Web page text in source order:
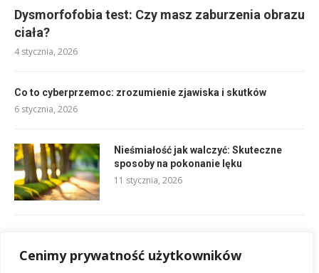
Cenimy prywatność użytkowników
Dysmorfofobia test: Czy masz zaburzenia obrazu
ciała?
4 stycznia, 2026
Co to cyberprzemoc: zrozumienie zjawiska i skutków
6 stycznia, 2026
Nieśmiałość jak walczyć: Skuteczne
sposoby na pokonanie lęku
11 stycznia, 2026
5 stycznia, 2026